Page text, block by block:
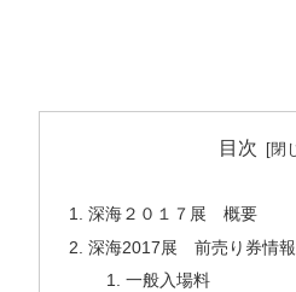
目次
深海２０１７展 概要
深海2017展 前売り券情報
一般入場料